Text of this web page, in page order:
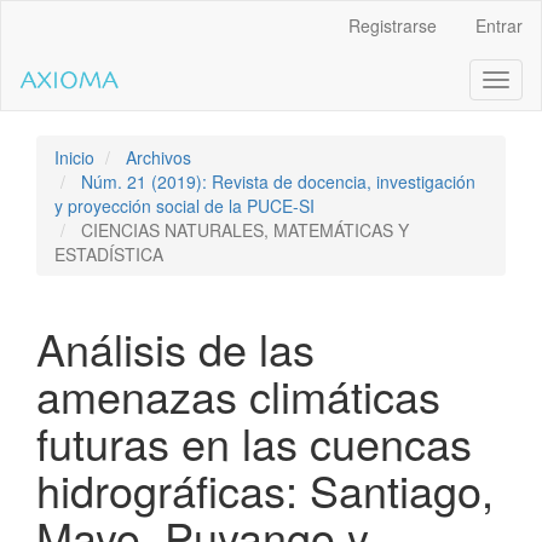
contenido
de
Navegación
principal
Contenido
principal
Registrarse Entrar
Inicio
Archivos
Núm. 21 (2019): Revista de docencia, investigación
y proyección social de la PUCE-SI
CIENCIAS NATURALES, MATEMÁTICAS Y
ESTADÍSTICA
Análisis de las
amenazas climáticas
futuras en las cuencas
hidrográficas: Santiago,